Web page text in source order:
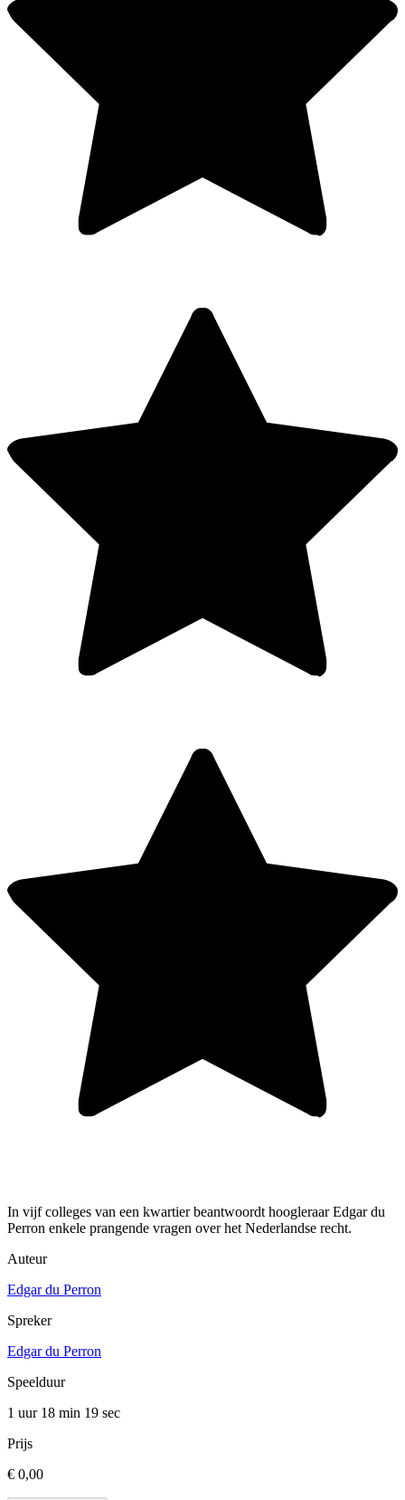
In vijf colleges van een kwartier beantwoordt hoogleraar Edgar du
Perron enkele prangende vragen over het Nederlandse recht.
Auteur
Edgar du Perron
Spreker
Edgar du Perron
Speelduur
1 uur 18 min 19 sec
Prijs
€ 0,00